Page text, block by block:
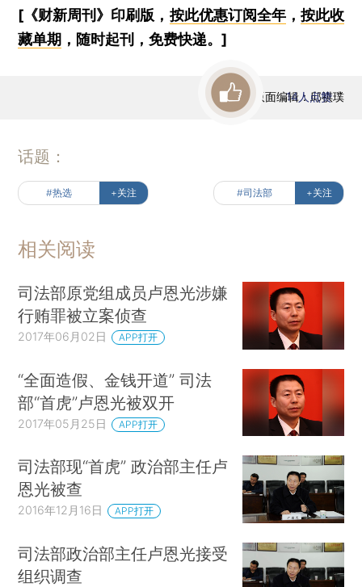
[《财新周刊》印刷版， 按此优惠订阅全年， 按此收
藏单期 ，随时起刊，免费快递。]
版面编辑：邱祺璞
14人点赞
话题：
#热选 +关注 #司法部 +关注
相关阅读
司法部原党组成员卢恩光涉嫌
行贿罪被立案侦查
2017年06月02日 APP打开
“全面造假、金钱开道” 司法
部“首虎”卢恩光被双开
2017年05月25日 APP打开
司法部现“首虎” 政治部主任卢
恩光被查
2016年12月16日 APP打开
司法部政治部主任卢恩光接受
组织调查